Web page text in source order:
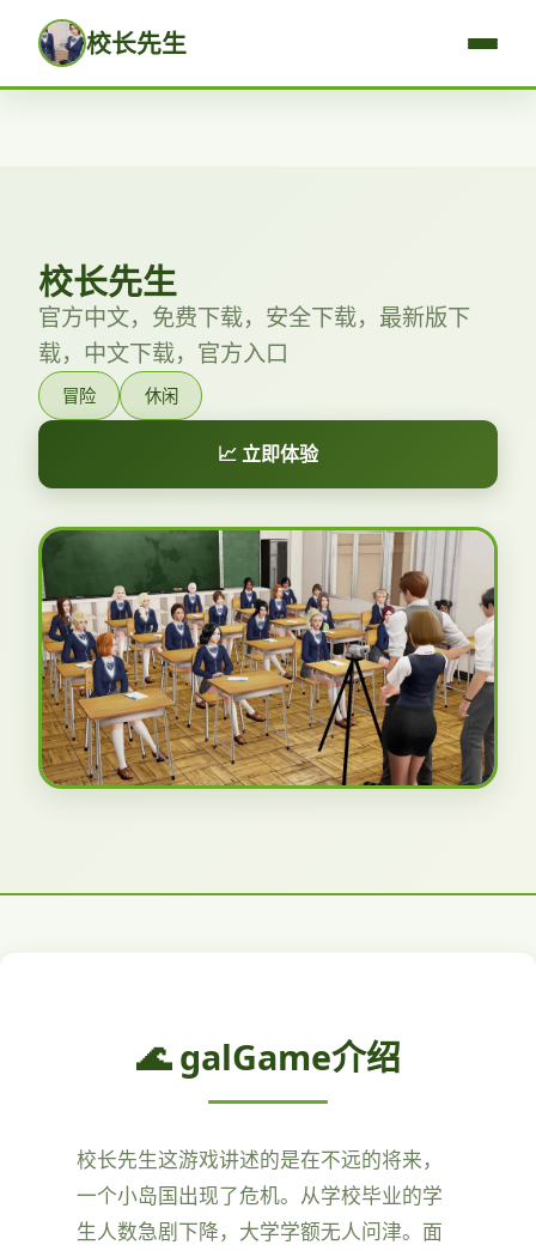
校长先生
校长先生
官方中文，免费下载，安全下载，最新版下
载，中文下载，官方入口
冒险 休闲
📈 立即体验
🌊 galGame介绍
校长先生这游戏讲述的是在不远的将来，
一个小岛国出现了危机。从学校毕业的学
生人数急剧下降，大学学额无人问津。面